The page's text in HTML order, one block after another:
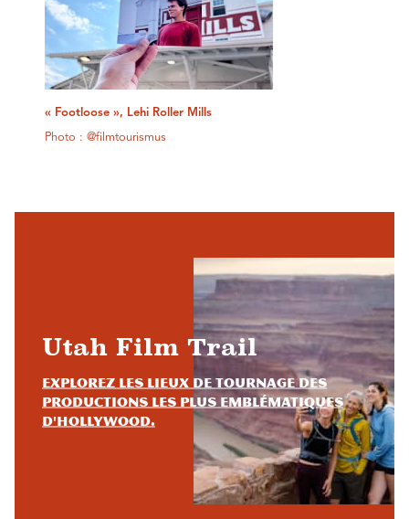
« Footloose », Lehi Roller Mills
Photo : @filmtourismus
Utah Film Trail
Explorez les lieux de tournage des
productions les plus emblématiques
d'Hollywood.